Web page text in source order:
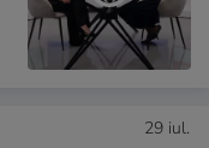
29 iul.